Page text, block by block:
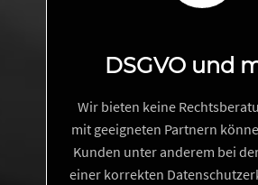
DSGVO und
Wir bieten keine
mit geeigneten Partnern
Kunden unter anderem bei
einer korrekten